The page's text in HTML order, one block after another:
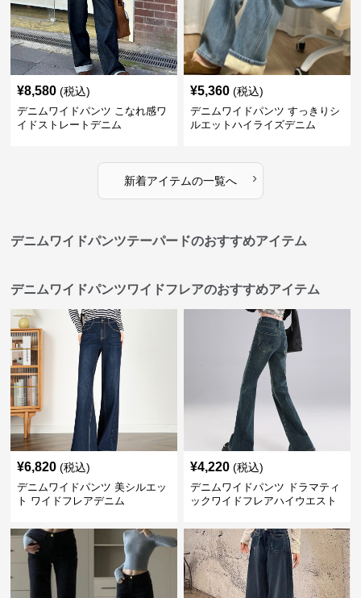
¥8,580 (税込)
デニムワイドパンツ こなれ感ワ
イドストレートデニム
¥5,360 (税込)
デニムワイドパンツ すっきりシ
ルエットハイライズデニム
新着アイテムの一覧へ ›
デニムワイドパンツテーパードのおすすめアイテム
デニムワイドパンツワイドフレアのおすすめアイテム
¥6,820 (税込)
デニムワイドパンツ 美シルエッ
ト ワイドフレアデニム
¥4,220 (税込)
デニムワイドパンツ ドラマティ
ックワイドフレアハイウエスト